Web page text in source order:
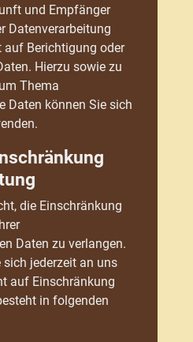
und Empfänger
Datenverarbeitung
auf Berichtigung oder
Hierzu sowie zu
Thema
Daten können Sie sich
die Einschränkung
Daten zu verlangen.
sich jederzeit an uns
auf Einschränkung
in folgenden